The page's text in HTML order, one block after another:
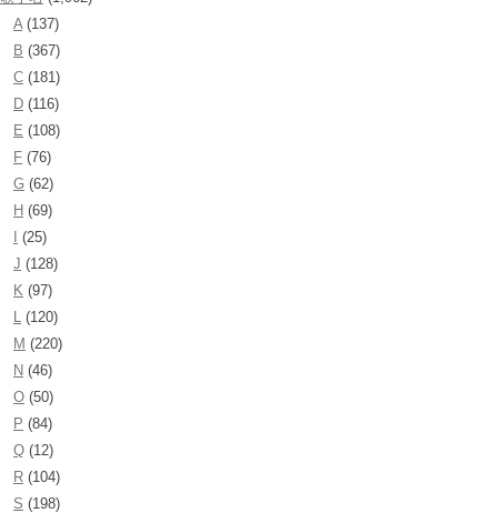
A(137)
B (367)
C (181)
D (116)
E (108)
F (76)
G (62)
H (69)
(25)
J (128)
K (97)
L (120)
M (220)
N (46)
O (50)
P (84)
Q (12)
R (104)
S (198)